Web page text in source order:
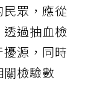
眾，應從
過抽血檢
源，同時
檢驗數